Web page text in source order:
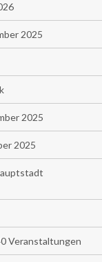
2025
2025
2025
Veranstaltungen